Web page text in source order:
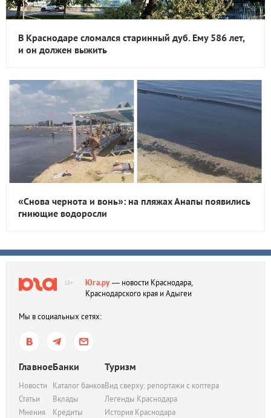
В Краснодаре сломался старинный дуб. Ему 586 лет,
и он должен выжить
«Снова чернота и вонь»: на пляжах Анапы появились
гниющие водоросли
18+ Юга.ру— новости Краснодара,
Краснодарского края и Адыгеи
Мы в социальных сетях:
Главное
Новости
Статьи
Мнения
Банки
Каталог банков
Вклады
Кредиты
Туризм
Вид сверху: репортажи с коптера
Легенды Краснодара
История Краснодара